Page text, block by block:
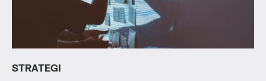
STRATEGI